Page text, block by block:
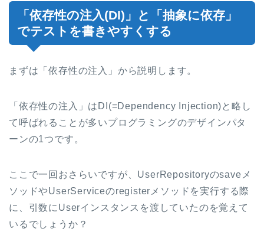
「依存性の注入(DI)」と「抽象に依存」
でテストを書きやすくする
まずは「依存性の注入」から説明します。
「依存性の注入」はDI(=Dependency Injection)と略し
て呼ばれることが多いプログラミングのデザインパタ
ーンの1つです。
ここで一回おさらいですが、UserRepositoryのsaveメ
ソッドやUserServiceのregisterメソッドを実行する際
に、引数にUserインスタンスを渡していたのを覚えて
いるでしょうか？